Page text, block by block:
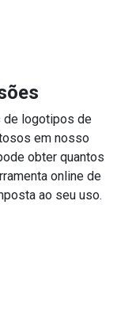
de logotipos de
em nosso
obter quantos
online de
ao seu uso.